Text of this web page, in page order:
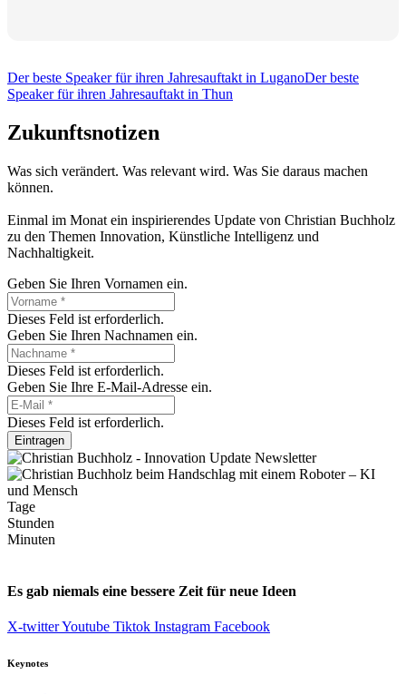
Der beste Speaker für ihren Jahresauftakt in LuganoDer beste
Speaker für ihren Jahresauftakt in Thun
Zukunftsnotizen
Was sich verändert. Was relevant wird. Was Sie daraus machen
können.
Einmal im Monat ein inspirierendes Update von Christian Buchholz
zu den Themen Innovation, Künstliche Intelligenz und
Nachhaltigkeit.
Geben Sie Ihren Vornamen ein.
Dieses Feld ist erforderlich.
Geben Sie Ihren Nachnamen ein.
Dieses Feld ist erforderlich.
Geben Sie Ihre E-Mail-Adresse ein.
Dieses Feld ist erforderlich.
Eintragen
Tage
Stunden
Minuten
Es gab niemals eine bessere Zeit für neue Ideen
X-twitterYoutube Tiktok Instagram Facebook
Keynotes